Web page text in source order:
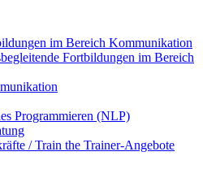
im Bereich Kommunikation
Fortbildungen im Bereich
Programmieren (NLP)
/ Train the Trainer-Angebote